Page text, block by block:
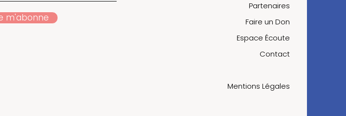
m'abonne
Partenaires
Faire un Don
Espace Écoute
Contact
Mentions Légales